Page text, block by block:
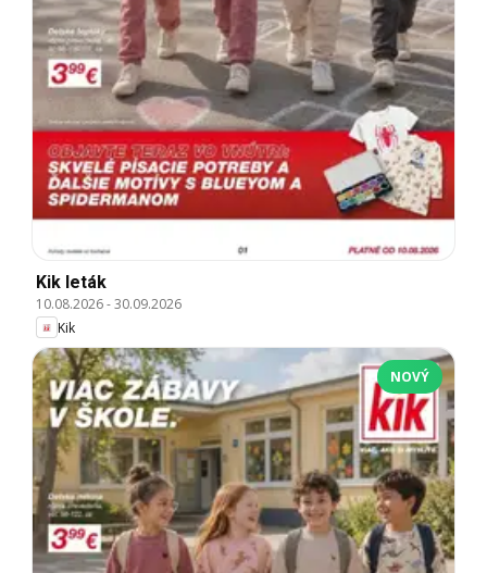
Kik leták
10.08.2026-30.09.2026
Kik
NOVÝ